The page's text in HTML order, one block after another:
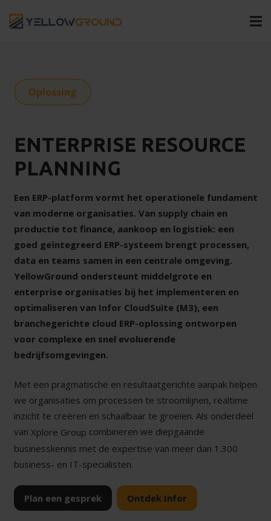
Oplossing
ENTERPRISE RESOURCE
PLANNING
Een ERP-platform vormt het operationele fundament
van moderne organisaties. Van supply chain en
productie tot finance, aankoop en logistiek: een
goed geïntegreerd ERP-systeem brengt processen,
data en teams samen in een centrale omgeving.
YellowGround ondersteunt middelgrote en
enterprise organisaties bij het implementeren en
optimaliseren van Infor CloudSuite (M3), een
branchegerichte cloud ERP-oplossing ontworpen
voor complexe en snel evoluerende
bedrijfsomgevingen.
Met een pragmatische en resultaatgerichte aanpak helpen
we organisaties om processen te stroomlijnen, realtime
inzicht te creëren en schaalbaar te groeien. Als onderdeel
van Xplore Group combineren we diepgaande
businesskennis met de expertise van meer dan 1.300
business- en IT-specialisten.
Plan een gesprek Ontdek Infor